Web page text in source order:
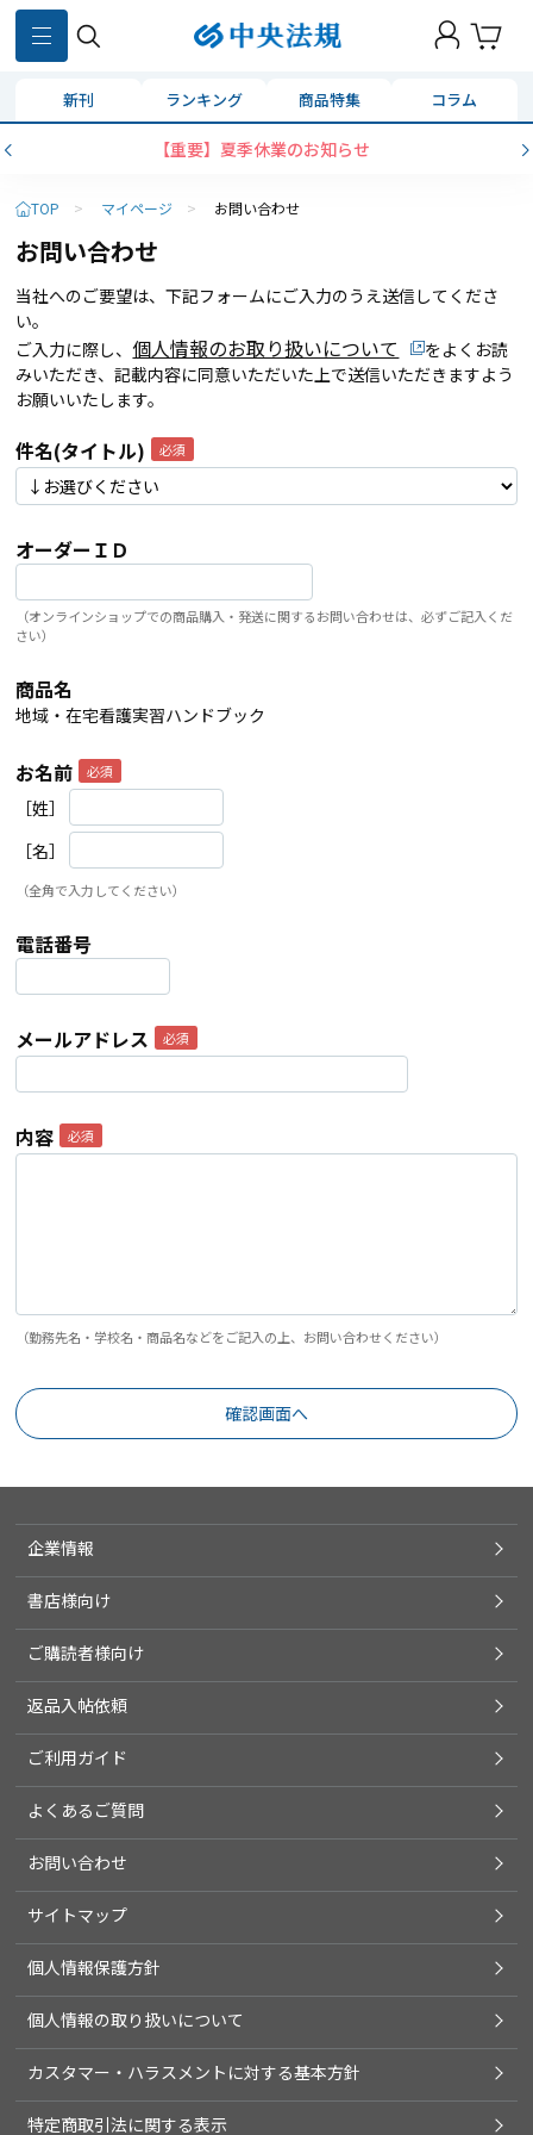
新刊 ランキング 商品特集 コラム
【重要】夏季休業のお知らせ
TOP > マイページ > お問い合わせ
お問い合わせ
当社へのご要望は、下記フォームにご入力のうえ送信してくださ
い。
ご入力に際し、 個人情報のお取り扱いについて
をよくお読
みいただき、記載内容に同意いただいた上で送信いただきますよう
お願いいたします。
件名(タイトル)
オーダーＩＤ
（オンラインショップでの商品購入・発送に関するお問い合わせは、必ずご記入くだ
さい）
商品名
地域・在宅看護実習ハンドブック
お名前
［姓］
［名］
（全角で入力してください）
電話番号
メールアドレス
内容
（勤務先名・学校名・商品名などをご記入の上、お問い合わせください）
企業情報
書店様向け
ご購読者様向け
返品入帖依頼
ご利用ガイド
よくあるご質問
お問い合わせ
サイトマップ
個人情報保護方針
個人情報の取り扱いについて
カスタマー・ハラスメントに対する基本方針
特定商取引法に関する表示